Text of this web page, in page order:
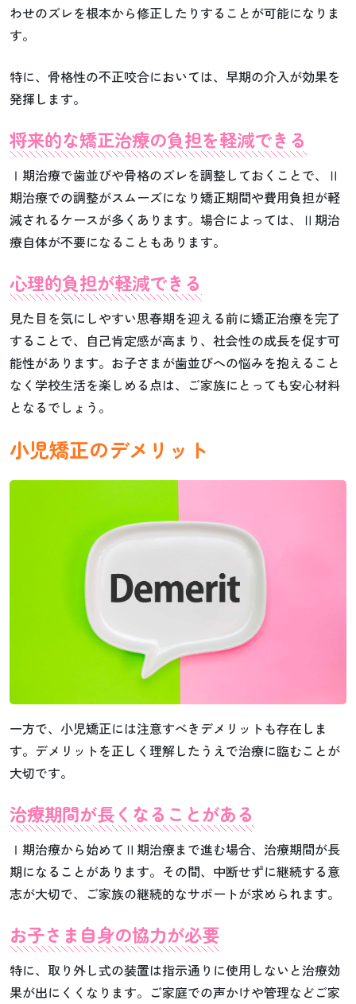
わせのズレを根本から修正したりすることが可能になりま
す。
特に、骨格性の不正咬合においては、早期の介入が効果を
発揮します。
将来的な矯正治療の負担を軽減できる
Ⅰ期治療で歯並びや骨格のズレを調整しておくことで、Ⅱ
期治療での調整がスムーズになり矯正期間や費用負担が軽
減されるケースが多くあります。場合によっては、Ⅱ期治
療自体が不要になることもあります。
心理的負担が軽減できる
見た目を気にしやすい思春期を迎える前に矯正治療を完了
することで、自己肯定感が高まり、社会性の成長を促す可
能性があります。お子さまが歯並びへの悩みを抱えること
なく学校生活を楽しめる点は、ご家族にとっても安心材料
となるでしょう。
小児矯正のデメリット
一方で、小児矯正には注意すべきデメリットも存在しま
す。デメリットを正しく理解したうえで治療に臨むことが
大切です。
治療期間が長くなることがある
Ⅰ期治療から始めてⅡ期治療まで進む場合、治療期間が長
期になることがあります。その間、中断せずに継続する意
志が大切で、ご家族の継続的なサポートが求められます。
お子さま自身の協力が必要
特に、取り外し式の装置は指示通りに使用しないと治療効
果が出にくくなります。ご家庭での声かけや管理などご家